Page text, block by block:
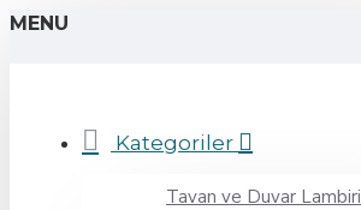
MENU
Kategoriler
Tavan ve Duvar Lambiri